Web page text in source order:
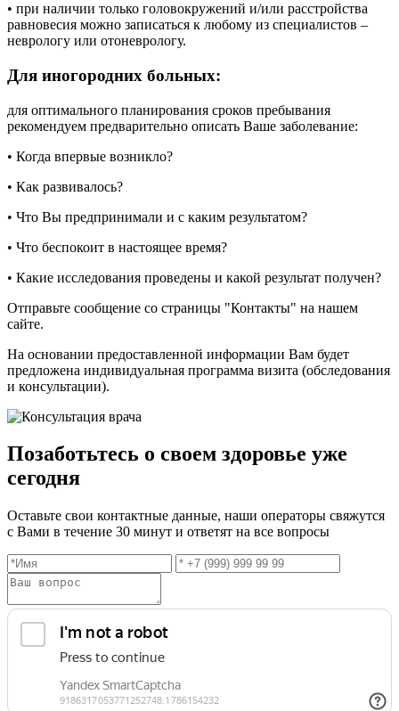
• при наличии только головокружений и/или расстройства
равновесия можно записаться к любому из специалистов –
неврологу или отоневрологу.
Для иногородних больных:
для оптимального планирования сроков пребывания
рекомендуем предварительно описать Ваше заболевание:
• Когда впервые возникло?
• Как развивалось?
• Что Вы предпринимали и с каким результатом?
• Что беспокоит в настоящее время?
• Какие исследования проведены и какой результат получен?
Отправьте сообщение со страницы "Контакты" на нашем
сайте.
На основании предоставленной информации Вам будет
предложена индивидуальная программа визита (обследования
и консультации).
Позаботьтесь о своем здоровье уже
сегодня
Оставьте свои контактные данные, наши операторы свяжутся
с Вами в течение 30 минут и ответят на все вопросы